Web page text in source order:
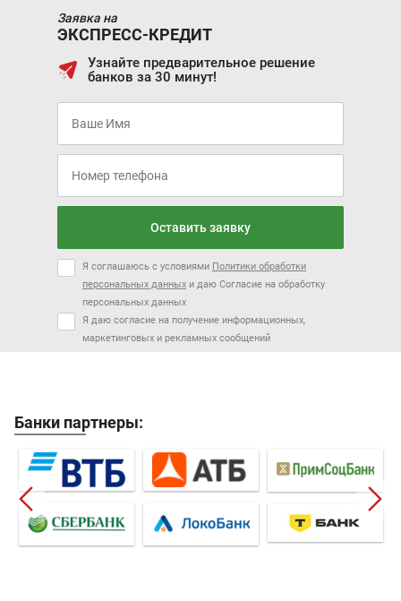
Заявка на
ЭКСПРЕСС-КРЕДИТ
Узнайте предварительное решение
банков за 30 минут!
Оставить заявку
Я соглашаюсь с условиями Политики обработки
персональных данных и даю Согласие на обработку
персональных данных
Я даю согласие на получение информационных,
маркетинговых и рекламных сообщений
Банки партнеры: